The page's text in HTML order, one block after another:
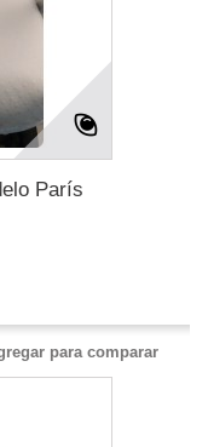
París
para comparar